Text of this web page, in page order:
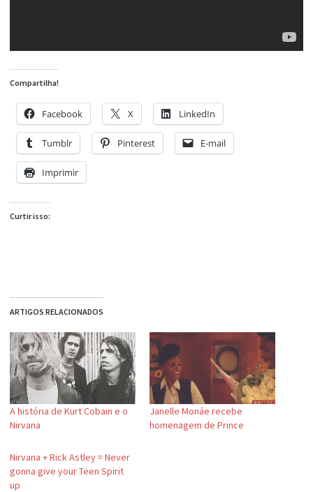
Compartilha!
Facebook X LinkedIn
Tumblr Pinterest E-mail
Imprimir
Curtir isso:
ARTIGOS RELACIONADOS
A história de Kurt Cobain e o
Nirvana
Janelle Monáe recebe
homenagem de Prince
Nirvana + Rick Astley = Never
gonna give your Teen Spirit
up